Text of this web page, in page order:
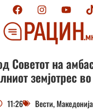
Советот на
земјотрес
11:26 Вести, Македонија